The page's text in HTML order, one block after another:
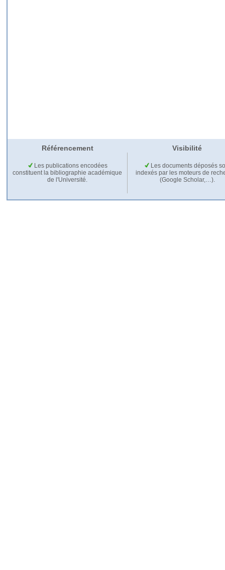
Référencement Visibilité
Les publications encodées
constituent la bibliographie académique
de l'Université.
Les documents déposés
indexés par les moteurs de
(Google Scholar,…).